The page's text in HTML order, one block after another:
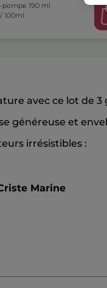
pompe 190 ml
100ml
avec ce lot de 3
généreuse et
irrésistibles :
Marine